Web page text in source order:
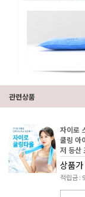
관련상품
자이로
쿨링 아
저 등산
상품
적립금 :